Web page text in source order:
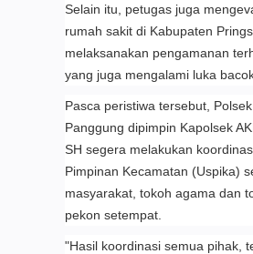
Selain itu, petugas juga
rumah sakit di Kabupaten
melaksanakan pengamanan
yang juga mengalami luka
Pasca peristiwa tersebut,
Panggung dipimpin Kapolsek
SH segera melakukan
Pimpinan Kecamatan (Uspika)
masyarakat, tokoh agama dan
pekon setempat.
"Hasil koordinasi semua pihak,